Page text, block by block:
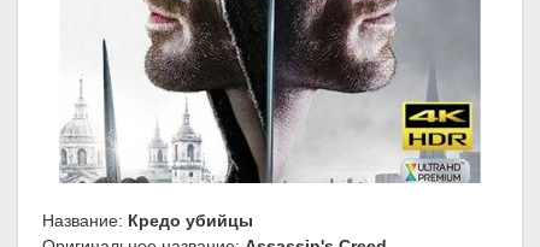
Название: Кредо убийцы